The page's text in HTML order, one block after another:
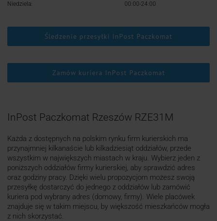
Niedziela:
00:00-24:00
Śledzenie przesyłki InPost Paczkomat
Zamów kuriera InPost Paczkomat
InPost Paczkomat Rzeszów RZE31M
Każda z dostępnych na polskim rynku firm kurierskich ma
przynajmniej kilkanaście lub kilkadziesiąt oddziałów, przede
wszystkim w największych miastach w kraju. Wybierz jeden z
poniższych oddziałów firmy kurierskiej, aby sprawdzić adres
oraz godziny pracy. Dzięki wielu propozycjom możesz swoją
przesyłkę dostarczyć do jednego z oddziałów lub zamówić
kuriera pod wybrany adres (domowy, firmy). Wiele placówek
znajduje się w takim miejscu, by większość mieszkańców mogła
z nich skorzystać.